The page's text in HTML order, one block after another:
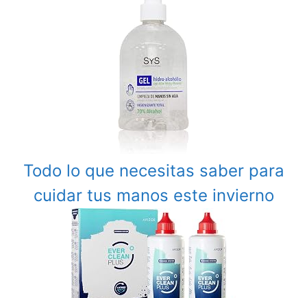
Todo lo que necesitas saber para
cuidar tus manos este invierno